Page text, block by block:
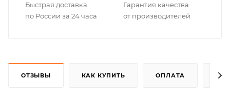
Быстрая доставка
по России за 24 часа
Гарантия качества
от производителей
ОТЗЫВЫ КАК КУПИТЬ ОПЛАТА